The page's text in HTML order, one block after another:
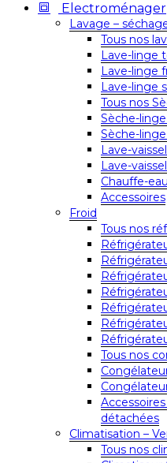
Electroménager
Lavage –
Tous nos
Lave-linge
Lave-linge
Lave-linge
Tous nos
Sèche-
Sèche-
Lave-
Lave-
Chauffe-eau
Accessoires
Froid
Tous nos
Tous nos
détachées
Climatisation –
Tous nos